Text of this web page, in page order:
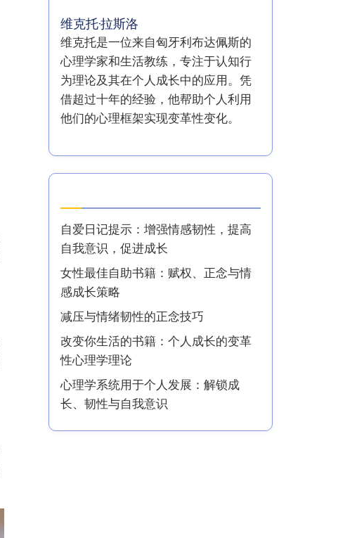
维克托·拉斯洛
维克托是一位来自匈牙利布达佩斯的
心理学家和生活教练，专注于认知行
为理论及其在个人成长中的应用。凭
借超过十年的经验，他帮助个人利用
他们的心理框架实现变革性变化。
自爱日记提示：增强情感韧性，提高
自我意识，促进成长
女性最佳自助书籍：赋权、正念与情
感成长策略
减压与情绪韧性的正念技巧
改变你生活的书籍：个人成长的变革
性心理学理论
心理学系统用于个人发展：解锁成
长、韧性与自我意识